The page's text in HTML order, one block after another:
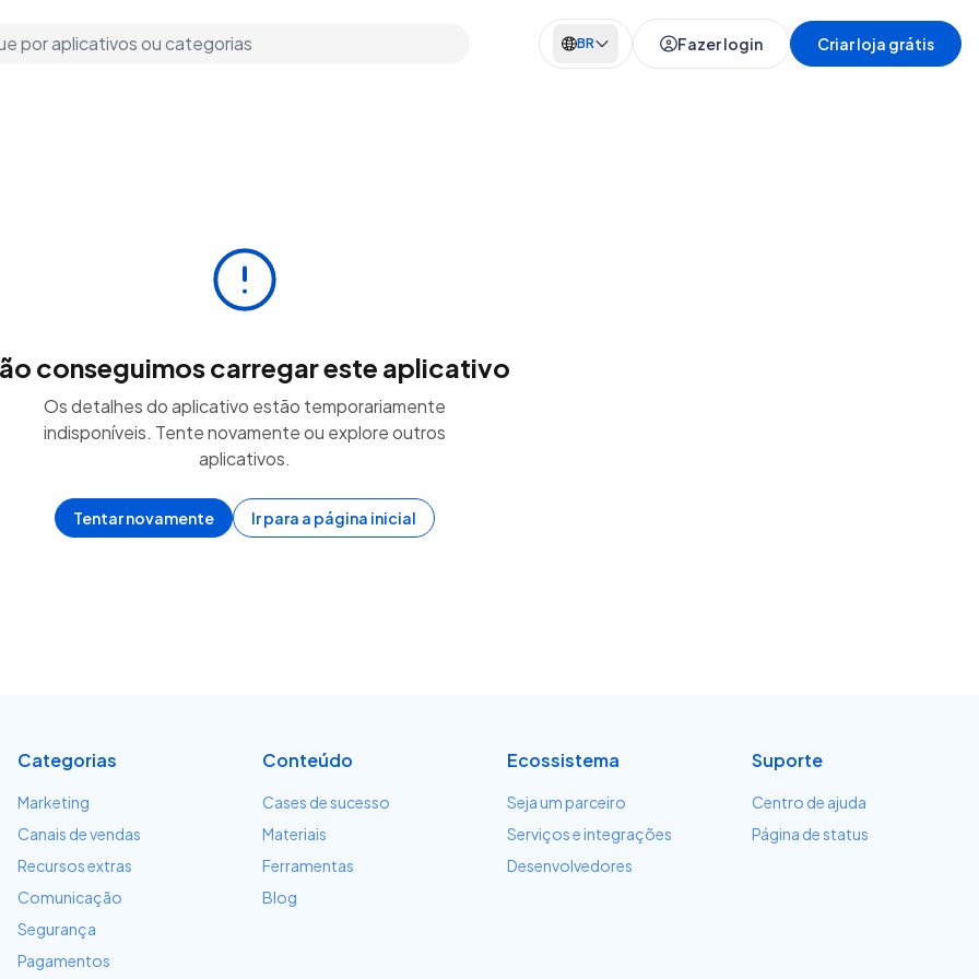
BR Fazer login Criar loja grátis
conseguimos carregar este aplicativo
Os detalhes do aplicativo estão temporariamente
indisponíveis. Tente novamente ou explore outros
aplicativos.
Tentar novamente Ir para a página inicial
Categorias
Marketing
Canais de vendas
Recursos extras
Comunicação
Segurança
Pagamentos
Conteúdo
Cases de sucesso
Materiais
Ferramentas
Blog
Ecossistema
Seja um parceiro
Serviços e integrações
Desenvolvedores
Suporte
Centro de ajuda
Página de status